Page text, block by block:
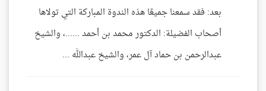
بعد: فقد سمعنا جميعًا هذه الندوة المباركة التي تولاها
أصحاب الفضيلة: الدكتور محمد بن أحمد ......، والشيخ
عبدالرحمن بن حماد آل عمر، والشيخ عبدالله ...